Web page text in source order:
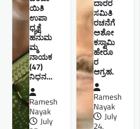
ಯಿತಿ
ಉಪಾ
ಧ್ಯಕ್ಷೆ
ಹನುಮ
ಮ್ಮ
ನಾಯಕ
(47)
ನಿಧನ…
Ramesh
Nayak
July
ದಾರರ
ಸಮಿತಿ
ರಚನೆಗೆ
ಅಶೋ
ಕಸ್ವಾಮಿ
ಹೇರೂ
ರ
ಆಗ್ರಹ.
Ramesh
Nayak
July
24,